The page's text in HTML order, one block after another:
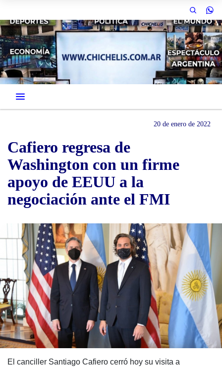
20 de enero de 2022
Cafiero regresa de
Washington con un firme
apoyo de EEUU a la
negociación ante el FMI
El canciller Santiago Cafiero cerró hoy su visita a